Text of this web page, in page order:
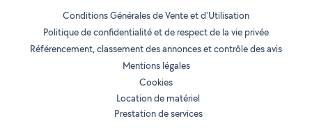
Conditions Générales de Vente et d'Utilisation
Politique de confidentialité et de respect de la vie privée
Référencement, classement des annonces et contrôle des avis
Mentions légales
Cookies
Location de matériel
Prestation de services